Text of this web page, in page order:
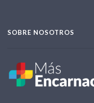
SOBRE NOSOTROS